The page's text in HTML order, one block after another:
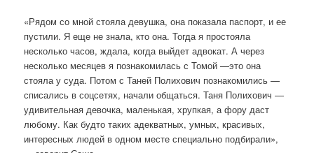
«Рядом со мной стояла девушка, она показала паспорт, и ее
пустили. Я еще не знала, кто она. Тогда я простояла
несколько часов, ждала, когда выйдет адвокат. А через
несколько месяцев я познакомилась с Томой —это она
стояла у суда. Потом с Таней Полихович познакомились —
списались в соцсетях, начали общаться. Таня Полихович —
удивительная девочка, маленькая, хрупкая, а фору даст
любому. Как будто таких адекватных, умных, красивых,
интересных людей в одном месте специально подбирали»,